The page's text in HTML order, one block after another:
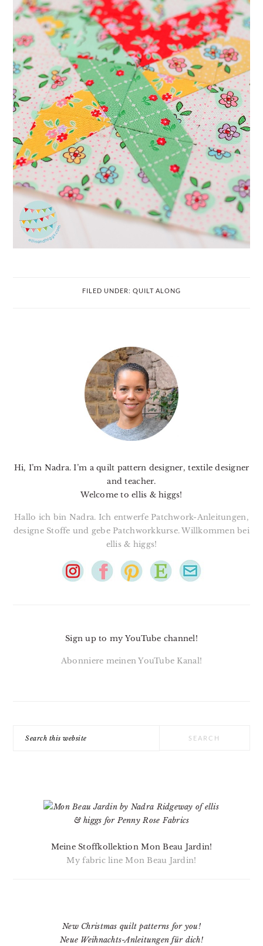
FILED UNDER: QUILT ALONG
Hi, I’m Nadra. I’m a quilt pattern designer, textile designer
and teacher.
Welcome to ellis & higgs!
Hallo ich bin Nadra. Ich entwerfe Patchwork-Anleitungen,
designe Stoffe und gebe Patchworkkurse. Willkommen bei
ellis & higgs!
Sign up to my YouTube channel!
Abonniere meinen YouTube Kanal!
Meine Stoffkollektion Mon Beau Jardin!
My fabric line Mon Beau Jardin!
New Christmas quilt patterns for you!
Neue Weihnachts-Anleitungen für dich!